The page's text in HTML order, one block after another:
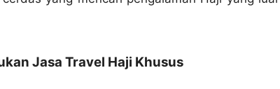
Jasa Travel Haji Khusus